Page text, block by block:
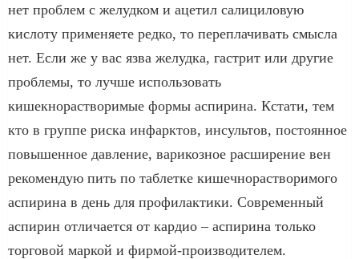
нет проблем с желудком и ацетил салициловую
кислоту применяете редко, то переплачивать смысла
нет. Если же у вас язва желудка, гастрит или другие
проблемы, то лучше использовать
кишекнорастворимые формы аспирина. Кстати, тем
кто в группе риска инфарктов, инсультов, постоянное
повышенное давление, варикозное расширение вен
рекомендую пить по таблетке кишечнорастворимого
аспирина в день для профилактики. Современный
аспирин отличается от кардио – аспирина только
торговой маркой и фирмой-производителем.